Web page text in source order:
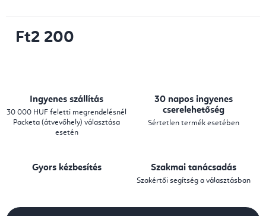
Ft2 200
Ingyenes szállítás
30 000 HUF feletti megrendelésnél
Packeta (átvevőhely) választása
esetén
30 napos ingyenes
cserelehetőség
Sértetlen termék esetében
Gyors kézbesítés Szakmai tanácsadás
Szakértői segítség a választásban